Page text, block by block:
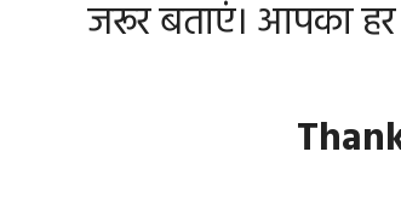
जरूर बताएं। आपका हर